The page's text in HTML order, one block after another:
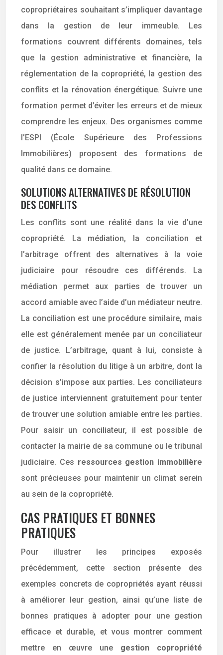
copropriétaires souhaitant s’impliquer davantage
dans la gestion de leur immeuble. Les
formations couvrent différents domaines, tels
que la gestion administrative et financière, la
réglementation de la copropriété, la gestion des
conflits et la rénovation énergétique. Suivre une
formation permet d’éviter les erreurs et de mieux
comprendre les enjeux. Des organismes comme
l’ESPI (École Supérieure des Professions
Immobilières) proposent des formations de
qualité dans ce domaine.
SOLUTIONS ALTERNATIVES DE RÉSOLUTION
DES CONFLITS
Les conflits sont une réalité dans la vie d’une
copropriété. La médiation, la conciliation et
l’arbitrage offrent des alternatives à la voie
judiciaire pour résoudre ces différends. La
médiation permet aux parties de trouver un
accord amiable avec l’aide d’un médiateur neutre.
La conciliation est une procédure similaire, mais
elle est généralement menée par un conciliateur
de justice. L’arbitrage, quant à lui, consiste à
confier la résolution du litige à un arbitre, dont la
décision s’impose aux parties. Les conciliateurs
de justice interviennent gratuitement pour tenter
de trouver une solution amiable entre les parties.
Pour saisir un conciliateur, il est possible de
contacter la mairie de sa commune ou le tribunal
judiciaire. Ces ressources gestion immobilière
sont précieuses pour maintenir un climat serein
au sein de la copropriété.
CAS PRATIQUES ET BONNES
PRATIQUES
Pour illustrer les principes exposés
précédemment, cette section présente des
exemples concrets de copropriétés ayant réussi
à améliorer leur gestion, ainsi qu’une liste de
bonnes pratiques à adopter pour une gestion
efficace et durable, et vous montrer comment
mettre en œuvre une gestion copropriété